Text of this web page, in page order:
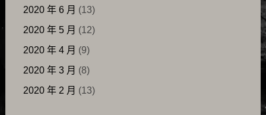
2020 年 6 月 (13)
2020 年 5 月 (12)
2020 年 4 月 (9)
2020 年 3 月 (8)
2020 年 2 月 (13)